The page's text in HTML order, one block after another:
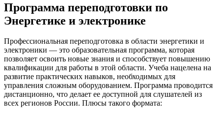
Программа переподготовки по
Энергетике и электронике
Профессиональная переподготовка в области энергетики и
электроники — это образовательная программа, которая
позволяет освоить новые знания и способствует повышению
квалификации для работы в этой области. Учеба нацелена на
развитие практических навыков, необходимых для
управления сложным оборудованием. Программа проводится
дистанционно, что делает ее доступной для слушателей из
всех регионов России. Плюсы такого формата: